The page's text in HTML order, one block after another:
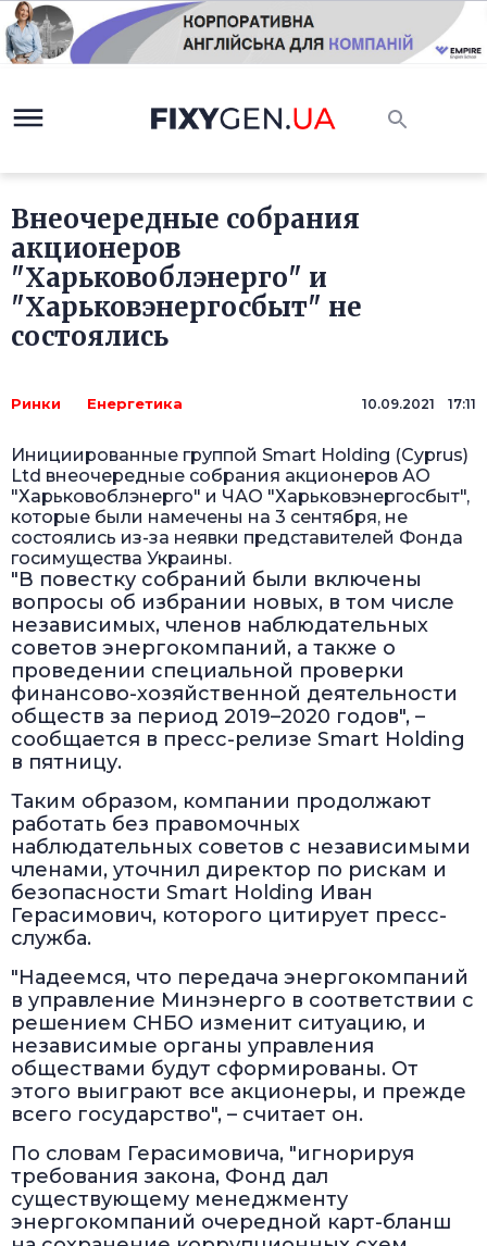
Внеочередные собрания
акционеров
"Харьковоблэнерго" и
"Харьковэнергосбыт" не
состоялись
Ринки Енергетика 10.09.2021 17:11
Инициированные группой Smart Holding (Cyprus)
Ltd внеочередные собрания акционеров АО
"Харьковоблэнерго" и ЧАО "Харьковэнергосбыт",
которые были намечены на 3 сентября, не
состоялись из-за неявки представителей Фонда
госимущества Украины.
"В повестку собраний были включены
вопросы об избрании новых, в том числе
независимых, членов наблюдательных
советов энергокомпаний, а также о
проведении специальной проверки
финансово-хозяйственной деятельности
обществ за период 2019–2020 годов", –
сообщается в пресс-релизе Smart Holding
в пятницу.
Таким образом, компании продолжают
работать без правомочных
наблюдательных советов с независимыми
членами, уточнил директор по рискам и
безопасности Smart Holding Иван
Герасимович, которого цитирует пресс-
служба.
"Надеемся, что передача энергокомпаний
в управление Минэнерго в соответствии с
решением СНБО изменит ситуацию, и
независимые органы управления
обществами будут сформированы. От
этого выиграют все акционеры, и прежде
всего государство", – считает он.
По словам Герасимовича, "игнорируя
требования закона, Фонд дал
существующему менеджменту
энергокомпаний очередной карт-бланш